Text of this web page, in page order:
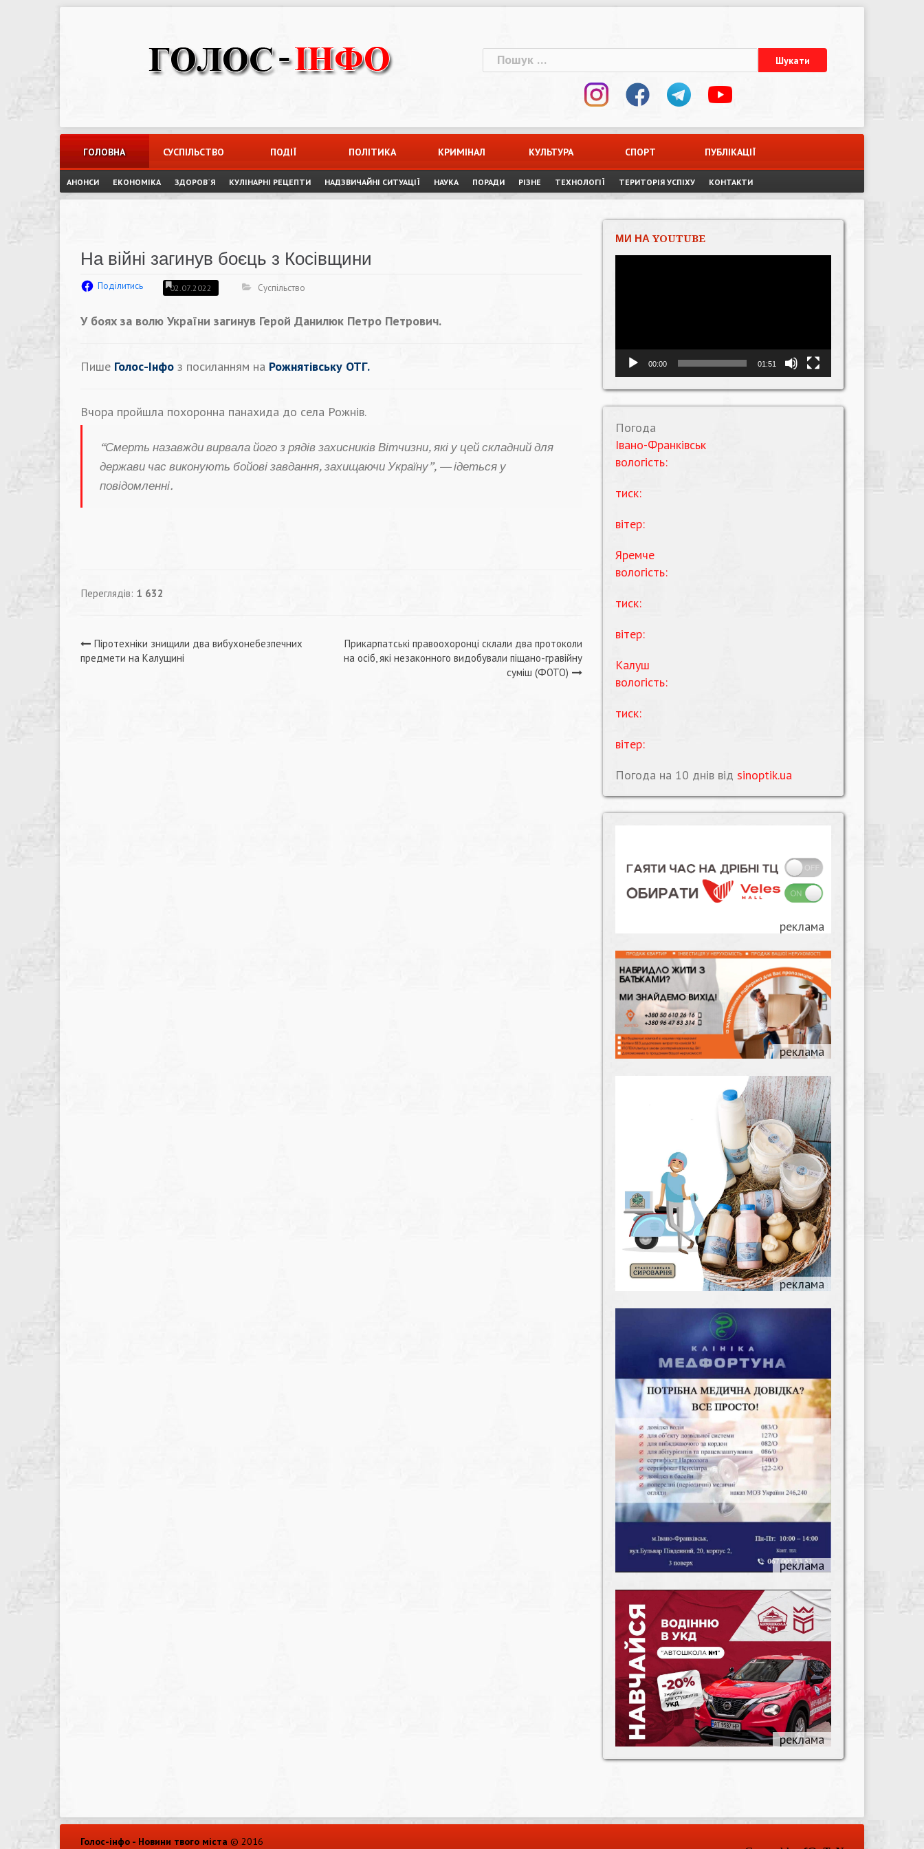
Пошук:
ГОЛОВНА СУСПІЛЬСТВО ПОДІЇ ПОЛІТИКА КРИМІНАЛ КУЛЬТУРА СПОРТ ПУБЛІКАЦІЇ
АНОНСИ ЕКОНОМІКА ЗДОРОВ`Я КУЛІНАРНІ РЕЦЕПТИ НАДЗВИЧАЙНІ СИТУАЦІЇ НАУКА ПОРАДИ РІЗНЕ ТЕХНОЛОГІЇ ТЕРИТОРІЯ УСПІХУ КОНТАКТИ
На війні загинув боєць з Косівщини
Поділитись 02.07.2022 Суспільство
У боях за волю України загинув Герой Данилюк Петро Петрович.
Пише Голос-Інфо з посиланням на Рожнятівську ОТГ.
Вчора пройшла похоронна панахида до села Рожнів.
“Смерть назавжди вирвала його з рядів захисників Вітчизни, які у цей складний для
держави час виконують бойові завдання, захищаючи Україну”, — ідеться у
повідомленні.
Переглядів: 1 632
Навігація
Піротехніки знищили два вибухонебезпечних
предмети на Калущині
Прикарпатські правоохоронці склали два протоколи
на осіб, які незаконного видобували піщано-гравійну
суміш (ФОТО)
МИ НА YOUTUBE
00:00 01:51
Погода
Івано-Франківськ
вологість:
тиск:
вітер:
Яремче
вологість:
тиск:
вітер:
Калуш
вологість:
тиск:
вітер:
Погода на 10 днів від sinoptik.ua
Голос-інфо - Новини твого міста © 2016